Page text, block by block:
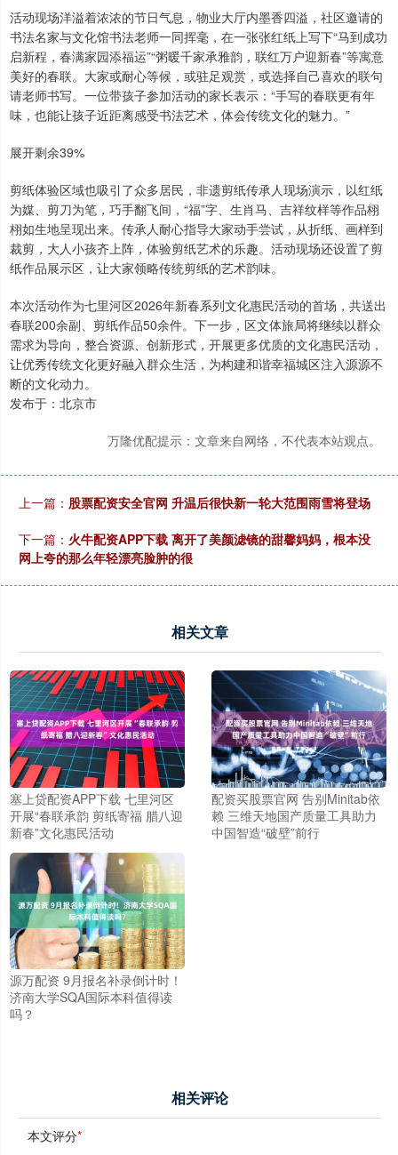
活动现场洋溢着浓浓的节日气息，物业大厅内墨香四溢，社区邀请的
书法名家与文化馆书法老师一同挥毫，在一张张红纸上写下“马到成功
启新程，春满家园添福运”“粥暖千家承雅韵，联红万户迎新春”等寓意
美好的春联。大家或耐心等候，或驻足观赏，或选择自己喜欢的联句
请老师书写。一位带孩子参加活动的家长表示：“手写的春联更有年
味，也能让孩子近距离感受书法艺术，体会传统文化的魅力。”
展开剩余39%
剪纸体验区域也吸引了众多居民，非遗剪纸传承人现场演示，以红纸
为媒、剪刀为笔，巧手翻飞间，“福”字、生肖马、吉祥纹样等作品栩
栩如生地呈现出来。传承人耐心指导大家动手尝试，从折纸、画样到
裁剪，大人小孩齐上阵，体验剪纸艺术的乐趣。活动现场还设置了剪
纸作品展示区，让大家领略传统剪纸的艺术韵味。
本次活动作为七里河区2026年新春系列文化惠民活动的首场，共送出
春联200余副、剪纸作品50余件。下一步，区文体旅局将继续以群众
需求为导向，整合资源、创新形式，开展更多优质的文化惠民活动，
让优秀传统文化更好融入群众生活，为构建和谐幸福城区注入源源不
断的文化动力。
发布于：北京市
万隆优配提示：文章来自网络，不代表本站观点。
上一篇： 股票配资安全官网 升温后很快新一轮大范围雨雪将登场
下一篇： 火牛配资APP下载 离开了美颜滤镜的甜馨妈妈，根本没
网上夸的那么年轻漂亮脸肿的很
相关文章
塞上贷配资APP下载 七里河区
开展“春联承韵 剪纸寄福 腊八迎
新春”文化惠民活动
配资买股票官网 告别Minitab依
赖 三维天地国产质量工具助力
中国智造“破壁”前行
源万配资 9月报名补录倒计时！
济南大学SQA国际本科值得读
吗？
相关评论
本文评分*